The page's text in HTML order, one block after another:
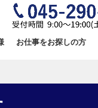
お仕事をお探しの方